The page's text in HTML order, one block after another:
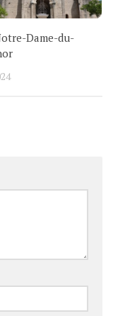
Dame-du-